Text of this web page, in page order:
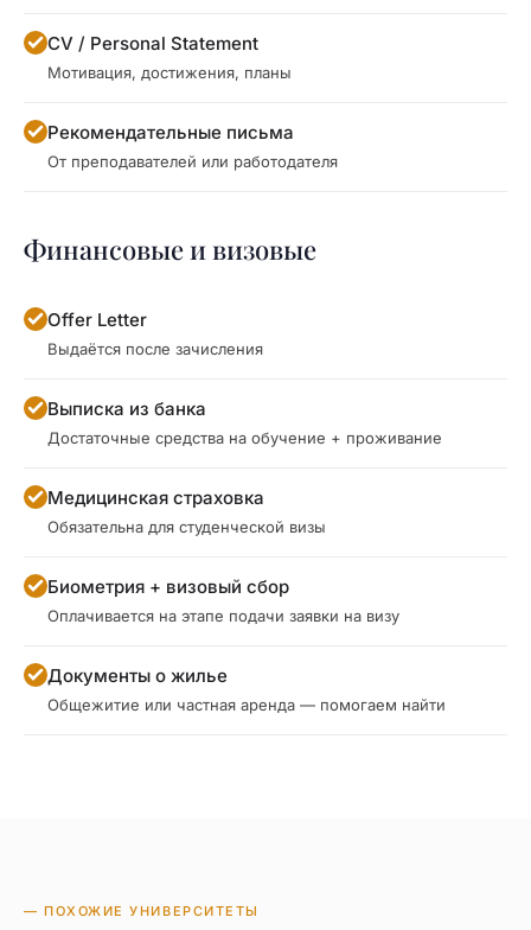
CV / Personal Statement
Мотивация, достижения, планы
Рекомендательные письма
От преподавателей или работодателя
Финансовые и визовые
Offer Letter
Выдаётся после зачисления
Выписка из банка
Достаточные средства на обучение + проживание
Медицинская страховка
Обязательна для студенческой визы
Биометрия + визовый сбор
Оплачивается на этапе подачи заявки на визу
Документы о жилье
Общежитие или частная аренда — помогаем найти
— ПОХОЖИЕ УНИВЕРСИТЕТЫ